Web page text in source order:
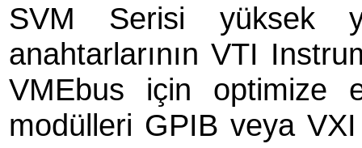
SVM Serisi yüksek
anahtarlarının VTI
VMEbus için optimize
modülleri GPIB veya